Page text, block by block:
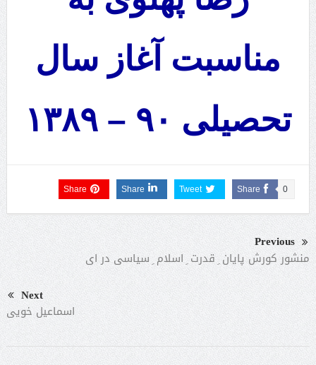
مناسبت آغاز سال
تحصیلی ۹۰ –
۱۳۸۹
Share 0
Tweet
Share
Share
Previous
منشور کورش پایان ِ قدرت ِ اسلام ِ سیاسی در ای
Next
اسماعیل خویی